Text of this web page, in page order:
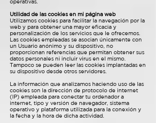
operativas.
Utilidad de las cookies en mi página web
Utilizamos cookies para facilitar la navegación por la
web y para obtener una mayor eficacia y
personalización de los servicios que le ofrecemos.
Las cookies empleadas se asocian únicamente con
un Usuario anónimo y su dispositivo, no
proporcionan referencias que permitan obtener sus
datos personales ni incluir virus en el mismo.
Tampoco se pueden leer las cookies implantadas en
su dispositivo desde otros servidores.
La información que analizamos haciendo uso de las
cookies son la dirección de protocolo de internet
(IP) empleada para conectar tu ordenador a
internet, tipo y versión de navegador, sistema
operativo y plataforma utilizada para la conexión y
la fecha y la hora de dicha actividad.